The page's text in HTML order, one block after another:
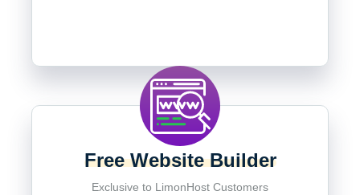
Free Website Builder
Exclusive to LimonHost Customers